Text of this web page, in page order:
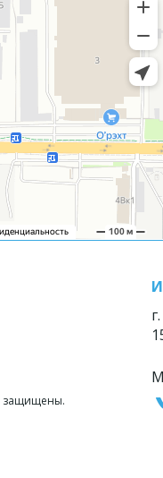
защищены.